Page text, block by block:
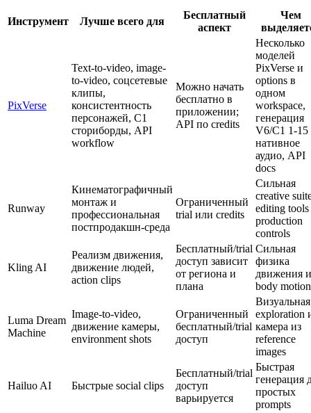
Инструмент Лучше всего для
Бесплатный
аспект
Чем
PixVerse
Text-to-video, image-
to-video, соцсетевые
клипы,
консистентность
персонажей, C1
сториборды, API
workflow
Можно начать
бесплатно в
приложении;
API по credits
Несколько
моделей
PixVerse и
options в
одном
workspace,
генерация
V6/C1 1-15
нативное
аудио, API
docs
Runway
Кинематографичный
монтаж и
профессиональная
постпродакшн-среда
Ограниченный
trial или credits
Сильная
creative
editing
production
controls
Kling AI
Реализм движения,
движение людей,
action clips
Бесплатный/trial
доступ зависит
от региона и
плана
Сильная
физика
движения и
body motion
Luma Dream
Machine
Image-to-video,
движение камеры,
environment shots
Ограниченный
бесплатный/trial
доступ
Визуальная
exploration
камера из
reference
images
Hailuo AI Быстрые social clips
Бесплатный/trial
доступ
варьируется
Быстрая
генерация
простых
prompts